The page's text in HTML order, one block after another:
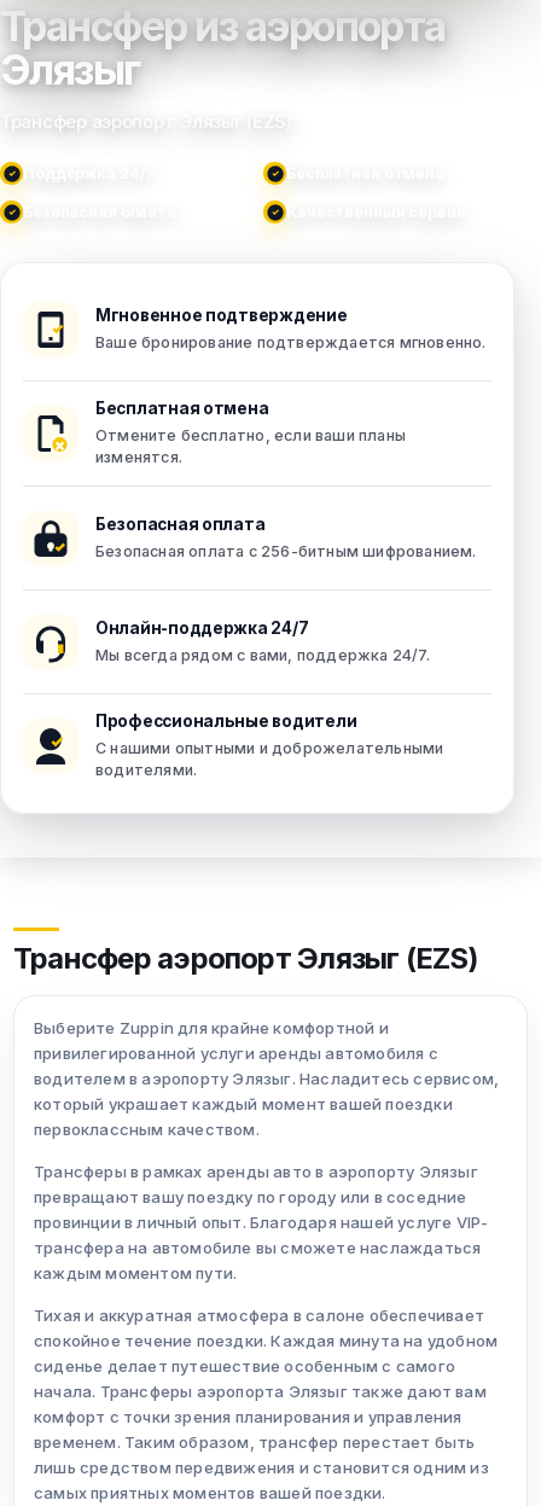
Трансфер из аэропорта
Элязыг
Трансфер аэропорт Элязыг (EZS)
Мгновенное подтверждение
Ваше бронирование подтверждается мгновенно.
Бесплатная отмена
Отмените бесплатно, если ваши планы
изменятся.
Безопасная оплата
Безопасная оплата с 256-битным шифрованием.
Онлайн-поддержка 24/7
Мы всегда рядом с вами, поддержка 24/7.
Профессиональные водители
С нашими опытными и доброжелательными
водителями.
Трансфер аэропорт Элязыг (EZS)
Выберите Zuppin для крайне комфортной и
привилегированной услуги аренды автомобиля с
водителем в аэропорту Элязыг. Насладитесь сервисом,
который украшает каждый момент вашей поездки
первоклассным качеством.
Трансферы в рамках аренды авто в аэропорту Элязыг
превращают вашу поездку по городу или в соседние
провинции в личный опыт. Благодаря нашей услуге VIP-
трансфера на автомобиле вы сможете наслаждаться
каждым моментом пути.
Тихая и аккуратная атмосфера в салоне обеспечивает
спокойное течение поездки. Каждая минута на удобном
сиденье делает путешествие особенным с самого
начала. Трансферы аэропорта Элязыг также дают вам
комфорт с точки зрения планирования и управления
временем. Таким образом, трансфер перестает быть
лишь средством передвижения и становится одним из
самых приятных моментов вашей поездки.